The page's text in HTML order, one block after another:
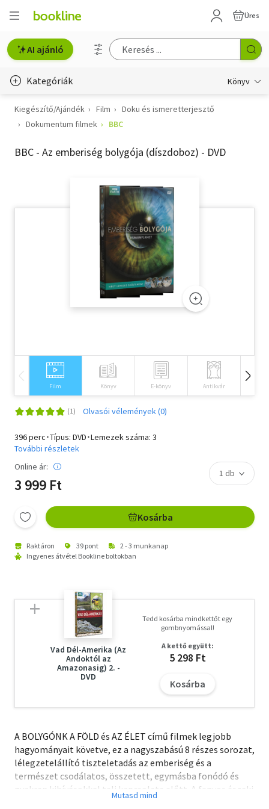
Üres
AI ajánló
Kategóriák Könyv
Életmód, egészség
Természettudomány
Történelem
Kiegészítő/Ajándék Film
Doku és ismeretterjesztő
Dokumentum filmek
BBC
BBC - Az emberiség bolygója (díszdoboz) - DVD
Film Könyv E-könyv Antikvár
Olvasói vélemények (0)
396 perc･Típus: DVD･Lemezek száma: 3
További részletek
Online ár:
3 999 Ft
Kosárba
Raktáron 39 pont
2 - 3 munkanap
Ingyenes átvétel Bookline boltokban
Vad Dél-Amerika (Az
Andoktól az
Amazonasig) 2. -
DVD
Tedd kosárba mindkettőt egy
gombnyomással!
A kettő együtt:
5 298 Ft
Kosárba
A BOLYGÓNK A FÖLD és AZ ÉLET című filmek legjobb
hagyományait követve, ez a nagyszabású 8 részes sorozat,
lélegzetelállító tiszteletadás az emberiség és a
természet csodálatos, összetett, egymásba fonódó és
gyakran kihívásokkal teli kapcsolata előtt. A fagyos északi